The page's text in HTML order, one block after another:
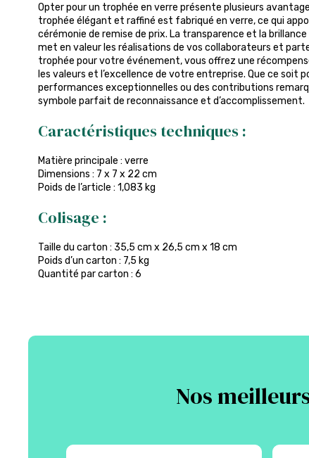
Opter pour un trophée en verre présente plusieurs
trophée élégant et raffiné est fabriqué en verre, ce qui
cérémonie de remise de prix. La transparence et la
met en valeur les réalisations de vos collaborateurs et
trophée pour votre événement, vous offrez une
les valeurs et l’excellence de votre entreprise. Que ce soit
performances exceptionnelles ou des contributions
symbole parfait de reconnaissance et d’accomplissement.
Caractéristiques techniques :
Matière principale : verre
Dimensions : 7 x 7 x 22 cm
Poids de l’article : 1,083 kg
Colisage :
Taille du carton : 35,5 cm x 26,5 cm x 18 cm
Poids d’un carton : 7,5 kg
Quantité par carton : 6
Nos